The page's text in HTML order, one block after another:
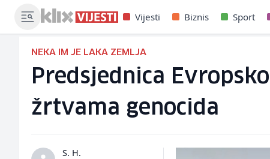
Vijesti Biznis Sport
NEKA IM JE LAKA ZEMLJA
Predsjednica
žrtvama genocida
S. H.